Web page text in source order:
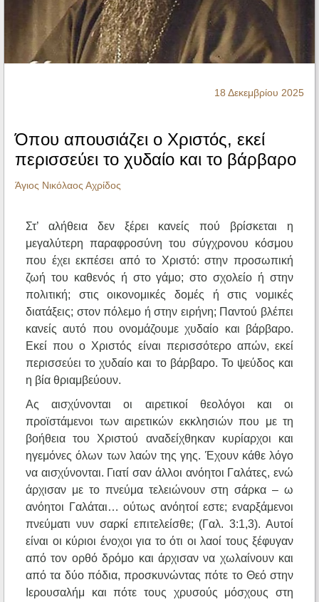
Ηχητικά
18 Δεκεμβρίου 2025
Όπου απουσιάζει ο Χριστός, εκεί
περισσεύει το χυδαίο και το βάρβαρο
Άγιος Νικόλαος Αχρίδος
Στ’ αλήθεια δεν ξέρει κανείς πού βρίσκεται η
μεγαλύτερη παραφροσύνη του σύγχρονου κόσμου
που έχει εκπέσει από το Χριστό: στην προσωπική
ζωή του καθενός ή στο γάμο; στο σχολείο ή στην
πολιτική; στις οικονομικές δομές ή στις νομικές
διατάξεις; στον πόλεμο ή στην ειρήνη; Παντού βλέπει
κανείς αυτό που ονομάζουμε χυδαίο και βάρβαρο.
Εκεί που ο Χριστός είναι περισσότερο απών, εκεί
περισσεύει το χυδαίο και το βάρβαρο. Το ψεύδος και
η βία θριαμβεύουν.
Ας αισχύνονται οι αιρετικοί θεολόγοι και οι
προϊστάμενοι των αιρετικών εκκλησιών που με τη
βοήθεια του Χριστού αναδείχθηκαν κυρίαρχοι και
ηγεμόνες όλων των λαών της γης. Έχουν κάθε λόγο
να αισχύνονται. Γιατί σαν άλλοι ανόητοι Γαλάτες, ενώ
άρχισαν με το πνεύμα τελειώνουν στη σάρκα – ω
ανόητοι Γαλάται… ούτως ανόητοί εστε; εναρξάμενοι
πνεύματι νυν σαρκί επιτελείσθε; (Γαλ. 3:1,3). Αυτοί
είναι οι κύριοι ένοχοι για το ότι οι λαοί τους ξέφυγαν
από τον ορθό δρόμο και άρχισαν να χωλαίνουν και
από τα δύο πόδια, προσκυνώντας πότε το Θεό στην
Ιερουσαλήμ και πότε τους χρυσούς μόσχους στη